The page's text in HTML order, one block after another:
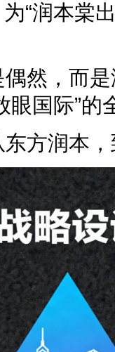
“润本棠
然，而
眼国际”的
方润本